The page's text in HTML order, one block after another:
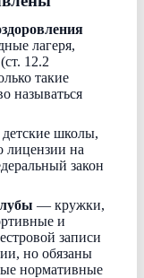
лагеря,
12.2
такие
называться
школы,
лицензии на
закон
— кружки,
и
записи
но обязаны
нормативные